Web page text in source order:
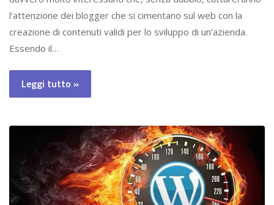
l’attenzione dei blogger che si cimentano sul web con la
creazione di contenuti validi per lo sviluppo di un’azienda.
Essendo il…
Leggi tutto »